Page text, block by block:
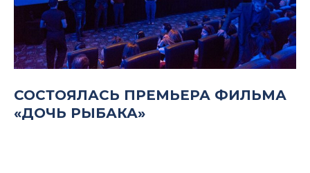
СОСТОЯЛАСЬ ПРЕМЬЕРА ФИЛЬМА
«ДОЧЬ РЫБАКА»